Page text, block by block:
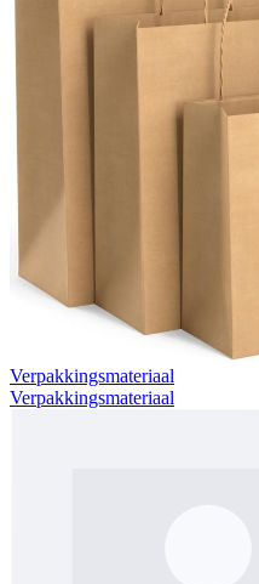
Verpakkingsmateriaal
Verpakkingsmateriaal